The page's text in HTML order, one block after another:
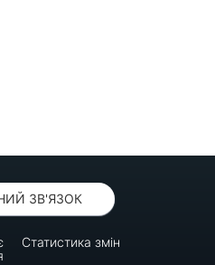
ЗВ'ЯЗОК
Статистика змін